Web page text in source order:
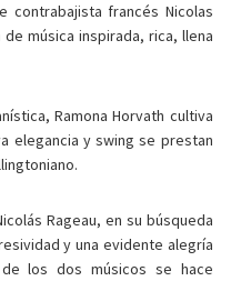
contrabajista francés Nicolas
música inspirada, rica, llena
Ramona Horvath cultiva
elegancia y swing se prestan
Rageau, en su búsqueda
y una evidente alegría
los dos músicos se hace